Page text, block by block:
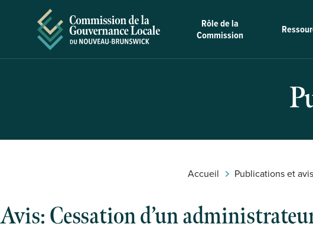
Skip to Content
Rôle de la
Commission
Accueil Publications et avis
Avis: Cessation d’un